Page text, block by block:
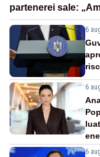
partenerei sale:
6
6
6